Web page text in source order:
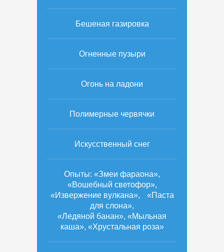
Бешеная газировка
Огненные пузыри
Огонь на ладони
Полимерные червячки
Искусственный снег
Опыты: «Змеи фараона»,
«Вошебный светофор»,
«Извержение вулкана», «Паста
для слона»,
«Ледяной банан», «Мыльная
каша», «Хрустальная роза»